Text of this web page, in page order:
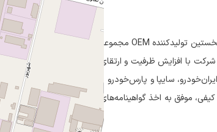
شرکت نصیر لوازم با بیش از ۳۰ سال سابقه، به‌عنوان نخستین تولیدکننده OEM مجموعه
با افزایش ظرفیت و ارتقای
سایپا و پارس‌خودرو را
موفق به اخذ گواهینامه‌های